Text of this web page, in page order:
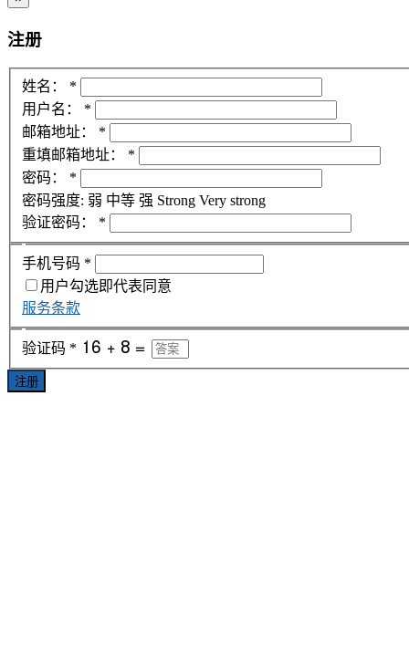
注册
姓名：
*
用户名：
*
邮箱地址：
*
重填邮箱地址：
*
密码：
*
密码强度: 弱 中等 强 Strong Very strong
验证密码：
*
手机号码 *
用户勾选即代表同意
服务条款
验证码 *
注册